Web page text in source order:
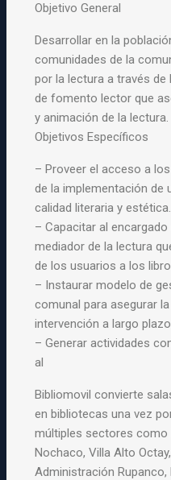
Objetivo General
Desarrollar en la
comunidades de la
por la lectura a través
de fomento lector que
y animación de la lectura.
Objetivos Específicos
– Proveer el acceso a
de la implementación de
calidad literaria y estética.
– Capacitar al
mediador de la lectura
de los usuarios a los
– Instaurar modelo de
comunal para asegurar
intervención a largo
– Generar actividades
al
Bibliomovil convierte
en bibliotecas una vez
múltiples sectores como
Nochaco, Villa Alto
Administración